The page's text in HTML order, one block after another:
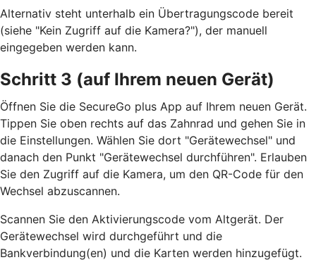
Alternativ steht unterhalb ein Übertragungscode bereit
(siehe "Kein Zugriff auf die Kamera?"), der manuell
eingegeben werden kann.
Schritt 3 (auf Ihrem neuen Gerät)
Öffnen Sie die SecureGo plus App auf Ihrem neuen Gerät.
Tippen Sie oben rechts auf das Zahnrad und gehen Sie in
die Einstellungen. Wählen Sie dort "Gerätewechsel" und
danach den Punkt "Gerätewechsel durchführen". Erlauben
Sie den Zugriff auf die Kamera, um den QR-Code für den
Wechsel abzuscannen.
Scannen Sie den Aktivierungscode vom Altgerät. Der
Gerätewechsel wird durchgeführt und die
Bankverbindung(en) und die Karten werden hinzugefügt.